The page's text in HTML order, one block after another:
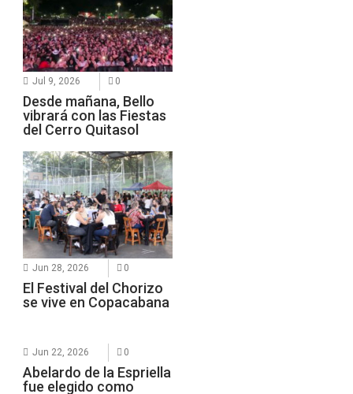
Jul 9, 2026 0
Desde mañana, Bello
vibrará con las Fiestas
del Cerro Quitasol
Jun 28, 2026 0
El Festival del Chorizo
se vive en Copacabana
Jun 22, 2026 0
Abelardo de la Espriella
fue elegido como